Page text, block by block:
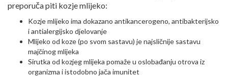
preporuča piti kozje mlijeko:
Kozje mlijeko ima dokazano antikancerogeno, antibakterijsko
i antialergijsko djelovanje
Mlijeko od koze (po svom sastavu) je najsličnije sastavu
majčinog mlijeka
Sirutka od kozjeg mlijeka pomaže u oslobađanju otrova iz
organizma i istodobno jača imunitet